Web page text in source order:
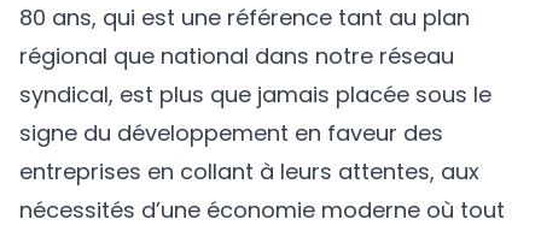
80 ans, qui est une référence tant au plan
régional que national dans notre réseau
syndical, est plus que jamais placée sous le
signe du développement en faveur des
entreprises en collant à leurs attentes, aux
nécessités d’une économie moderne où tout